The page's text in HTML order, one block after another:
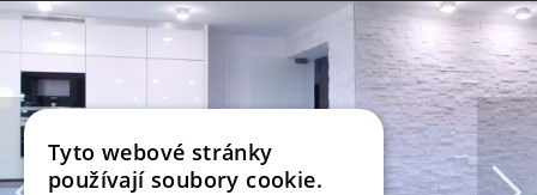
Tyto webové stránky
používají soubory cookie.